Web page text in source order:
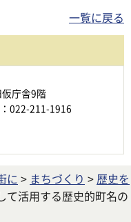
一覧に戻る
庁舎9階
022-211-1916
に > まちづくり > 歴史を
て活用する歴史的町名の